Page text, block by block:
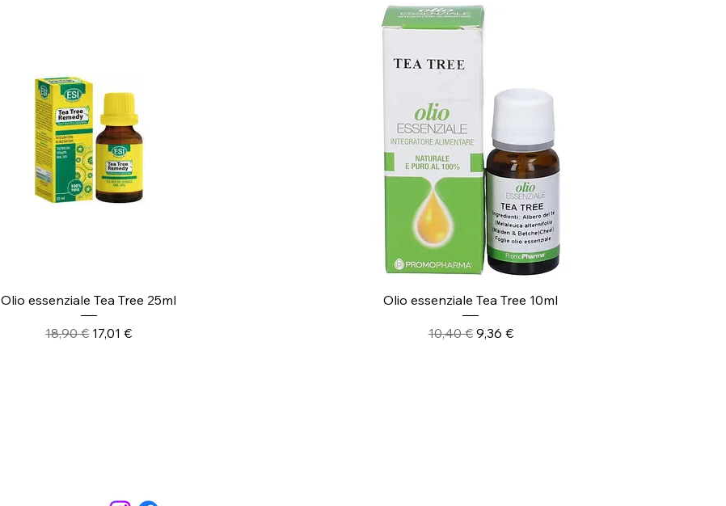
Vista rapida
Olio essenziale Tea Tree 25ml
Prezzo regolare
18,90 € Prezzo scontato
17,01 €
Vista rapida
Olio essenziale Tea Tree 10ml
Prezzo regolare
10,40 € Prezzo scontato
9,36 €